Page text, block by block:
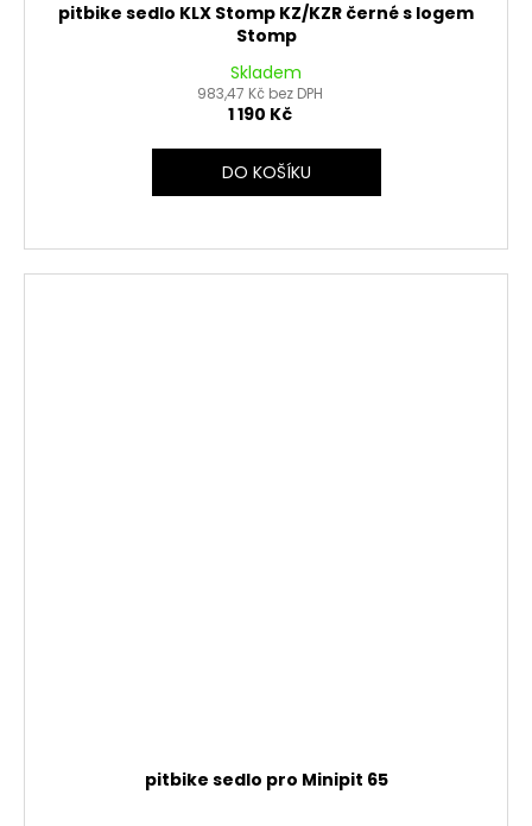
pitbike sedlo KLX Stomp KZ/KZR černé s logem
Stomp
Skladem
983,47 Kč bez DPH
1 190 Kč
DO KOŠÍKU
pitbike sedlo pro Minipit 65